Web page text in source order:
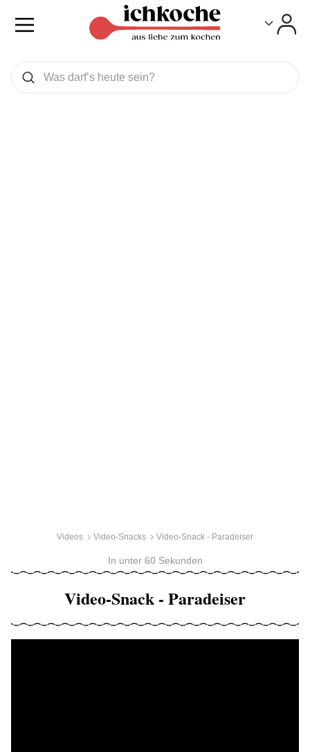
Was wollen Sie suchen
Suchen
Videos Video-Snacks Video-Snack - Paradeiser
In unter 60 Sekunden
Video-Snack - Paradeiser